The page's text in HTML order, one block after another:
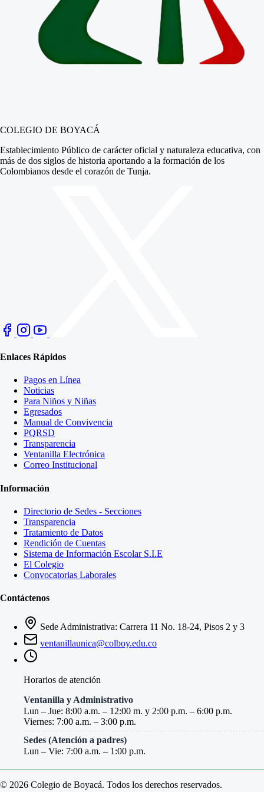
COLEGIO DE BOYACÁ
Establecimiento Público de carácter oficial y naturaleza educativa, con
más de dos siglos de historia aportando a la formación de los
Colombianos desde el corazón de Tunja.
Enlaces Rápidos
Pagos en Línea
Noticias
Para Niños y Niñas
Egresados
Manual de Convivencia
PQRSD
Transparencia
Ventanilla Electrónica
Correo Institucional
Información
Directorio de Sedes - Secciones
Transparencia
Tratamiento de Datos
Rendición de Cuentas
Sistema de Información Escolar S.I.E
El Colegio
Convocatorias Laborales
Contáctenos
Sede Administrativa: Carrera 11 No. 18-24, Pisos 2 y 3
ventanillaunica@colboy.edu.co
Horarios de atención
Ventanilla y Administrativo
Lun – Jue: 8:00 a.m. – 12:00 m. y 2:00 p.m. – 6:00 p.m.
Viernes: 7:00 a.m. – 3:00 p.m.
Sedes (Atención a padres)
Lun – Vie: 7:00 a.m. – 1:00 p.m.
© 2026 Colegio de Boyacá. Todos los derechos reservados.